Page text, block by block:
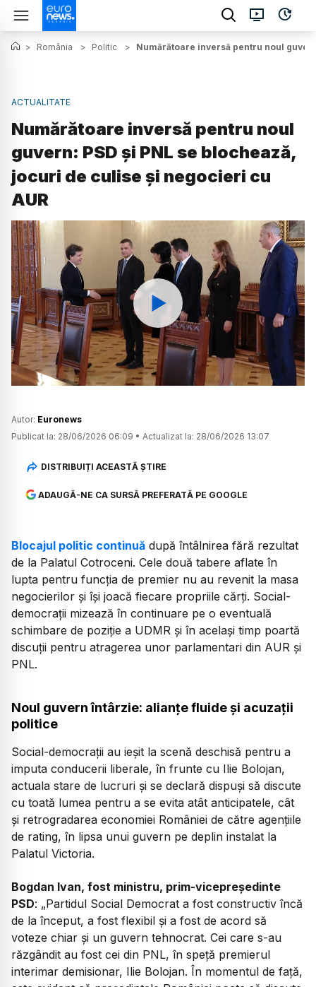
> România > Politic > Numărătoare inversă pentru noul
ACTUALITATE
Numărătoare inversă pentru noul
guvern: PSD și PNL se blochează,
jocuri de culise și negocieri cu
AUR
Watch
Autor: Euronews
Publicat la: 28/06/2026 06:09 • Actualizat la: 28/06/2026 13:07
DISTRIBUIȚI ACEASTĂ ȘTIRE
ADAUGĂ-NE CA SURSĂ PREFERATĂ PE GOOGLE
Blocajul politic continuă după întâlnirea fără rezultat
de la Palatul Cotroceni. Cele două tabere aflate în
lupta pentru funcția de premier nu au revenit la masa
negocierilor și își joacă fiecare propriile cărți. Social-
democrații mizează în continuare pe o eventuală
schimbare de poziție a UDMR și în același timp poartă
discuții pentru atragerea unor parlamentari din AUR și
PNL.
Noul guvern întârzie: alianțe fluide și acuzații
politice
Social-democrații au ieșit la scenă deschisă pentru a
imputa conducerii liberale, în frunte cu Ilie Bolojan,
actuala stare de lucruri și se declară dispuși să discute
cu toată lumea pentru a se evita atât anticipatele, cât
și retrogradarea economiei României de către agențiile
de rating, în lipsa unui guvern pe deplin instalat la
Palatul Victoria.
Bogdan Ivan, fost ministru, prim-vicepreședinte
PSD: „Partidul Social Democrat a fost constructiv încă
de la început, a fost flexibil și a fost de acord să
voteze chiar și un guvern tehnocrat. Cei care s-au
răzgândit au fost cei din PNL, în speță premierul
interimar demisionar, Ilie Bolojan. În momentul de față,